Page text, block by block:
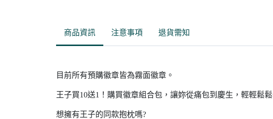
商品資訊 注意事項 退貨需知
目前所有預購徽章皆為霧面徽章。
王子買10送1！購買徽章組合包，讓妳從痛包到慶生，輕輕鬆鬆
想擁有王子的同款抱枕嗎?